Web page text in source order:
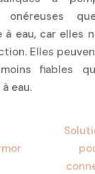
onéreuses
eau, car elles
Elles
fiables
eau.